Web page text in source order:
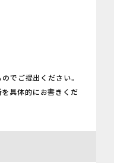
でご提出ください。
具体的にお書きくだ